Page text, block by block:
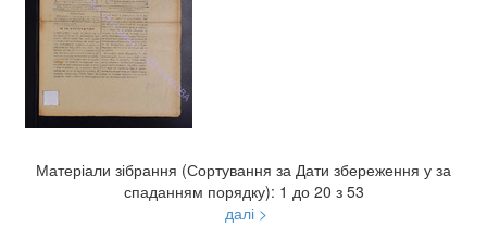
Матеріали зібрання (Сортування за Дати збереження у за
спаданням порядку): 1 до 20 з 53
далі >